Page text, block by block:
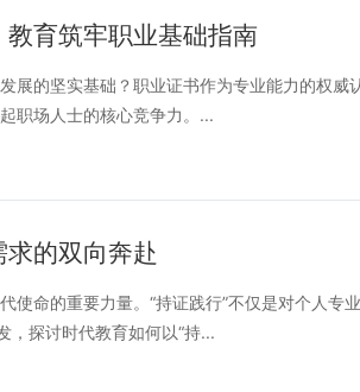
育筑牢职业基础指南
展的坚实基础？职业证书作为专业能力的权威
职场人士的核心竞争力。...
的双向奔赴
使命的重要力量。“持证践行”不仅是对个人专
，探讨时代教育如何以“持...